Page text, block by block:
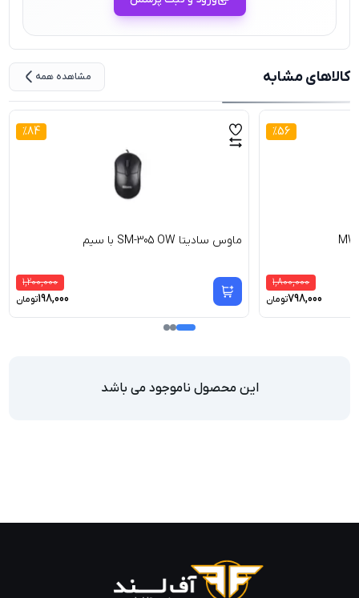
کالاهای مشابه مشاهده همه
84
%
ماوس سادیتا SM-305 OW با سیم
1,200,000
198,000تومان
56
%
1,800,000
798,000تومان
این محصول ناموجود می باشد